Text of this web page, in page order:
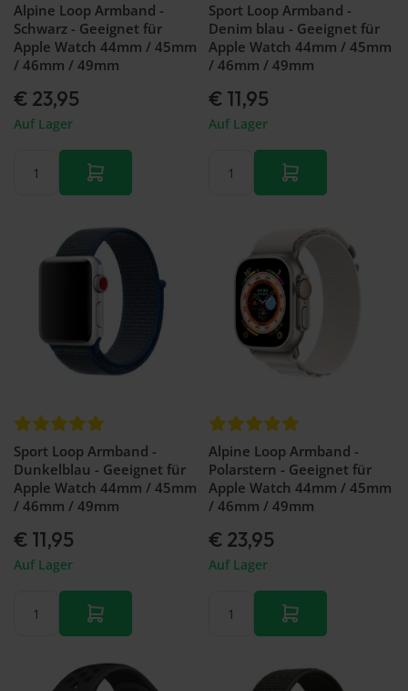
Alpine Loop Armband -
Schwarz - Geeignet für
Apple Watch 44mm / 45mm
/ 46mm / 49mm
€ 23,95
Auf Lager
Sport Loop Armband -
Denim blau - Geeignet für
Apple Watch 44mm / 45mm
/ 46mm / 49mm
€ 11,95
Auf Lager
Sport Loop Armband -
Dunkelblau - Geeignet für
Apple Watch 44mm / 45mm
/ 46mm / 49mm
€ 11,95
Auf Lager
Alpine Loop Armband -
Polarstern - Geeignet für
Apple Watch 44mm / 45mm
/ 46mm / 49mm
€ 23,95
Auf Lager